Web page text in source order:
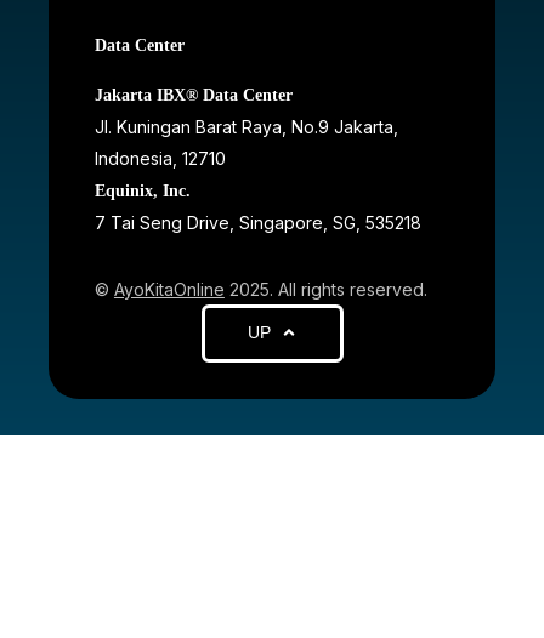
Data Center
Jakarta IBX® Data Center
JI. Kuningan Barat Raya, No.9 Jakarta,
Indonesia, 12710
Equinix, Inc.
7 Tai Seng Drive, Singapore, SG, 535218
© AyoKitaOnline 2025. All rights reserved.
UP